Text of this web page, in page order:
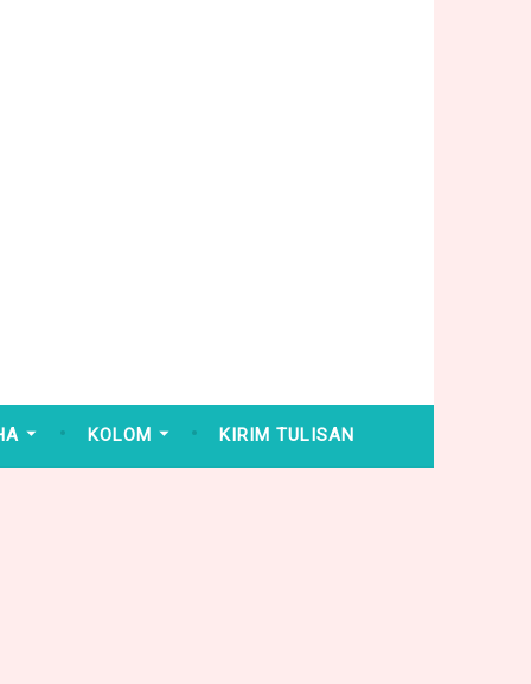
KOLOM KIRIM TULISAN